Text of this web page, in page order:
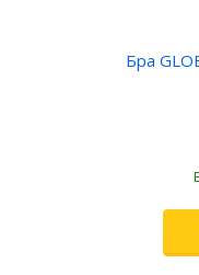
Бра